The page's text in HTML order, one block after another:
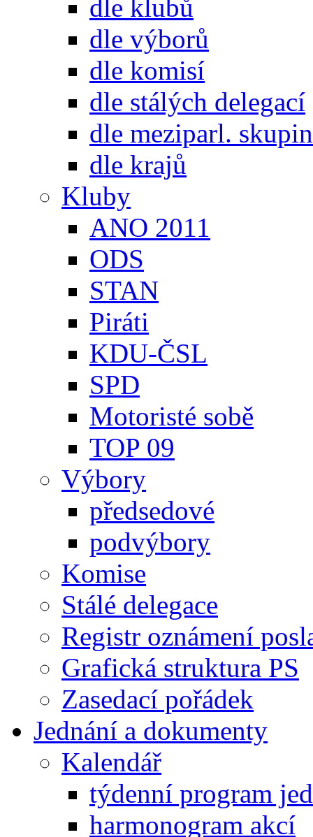
dle klubů
dle výborů
dle komisí
dle stálých delegací
dle meziparl. skupin
dle krajů
Kluby
ANO 2011
ODS
STAN
Piráti
KDU-ČSL
SPD
Motoristé sobě
TOP 09
Výbory
předsedové
podvýbory
Komise
Stálé delegace
Registr oznámení
Grafická struktura PS
Zasedací pořádek
Jednání a dokumenty
Kalendář
týdenní program
harmonogram akcí